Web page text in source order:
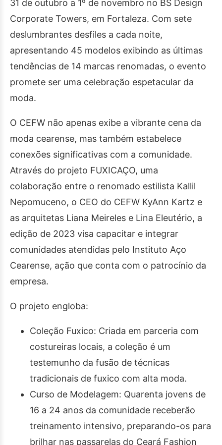
31 de outubro a 1º de novembro no BS Design
Corporate Towers, em Fortaleza. Com sete
deslumbrantes desfiles a cada noite,
apresentando 45 modelos exibindo as últimas
tendências de 14 marcas renomadas, o evento
promete ser uma celebração espetacular da
moda.
O CEFW não apenas exibe a vibrante cena da
moda cearense, mas também estabelece
conexões significativas com a comunidade.
Através do projeto FUXICAÇO, uma
colaboração entre o renomado estilista Kallil
Nepomuceno, o CEO do CEFW KyAnn Kartz e
as arquitetas Liana Meireles e Lina Eleutério, a
edição de 2023 visa capacitar e integrar
comunidades atendidas pelo Instituto Aço
Cearense, ação que conta com o patrocínio da
empresa.
O projeto engloba:
Coleção Fuxico: Criada em parceria com
costureiras locais, a coleção é um
testemunho da fusão de técnicas
tradicionais de fuxico com alta moda.
Curso de Modelagem: Quarenta jovens de
16 a 24 anos da comunidade receberão
treinamento intensivo, preparando-os para
brilhar nas passarelas do Ceará Fashion